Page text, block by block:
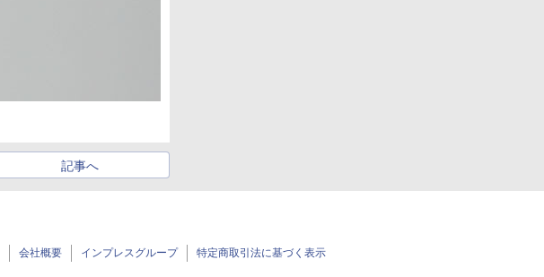
記事へ
会社概要 インプレスグループ 特定商取引法に基づく表示